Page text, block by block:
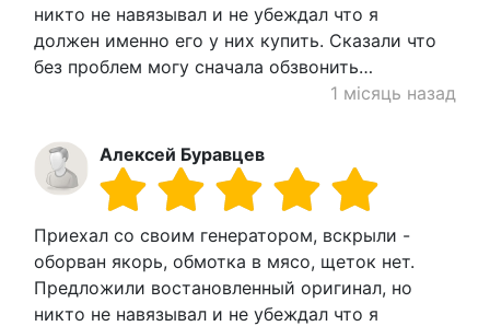
никто не навязывал и не убеждал что я
должен именно его у них купить. Сказали что
без проблем могу сначала обзвонить…
1 місяць назад
Алексей Буравцев
Приехал со своим генератором, вскрыли -
оборван якорь, обмотка в мясо, щеток нет.
Предложили востановленный оригинал, но
никто не навязывал и не убеждал что я